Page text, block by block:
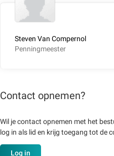
Steven Van Compernol
Penningmeester
Contact opnemen?
Wil je contact opnemen met het
log in als lid en krijg toegang tot de
Log in